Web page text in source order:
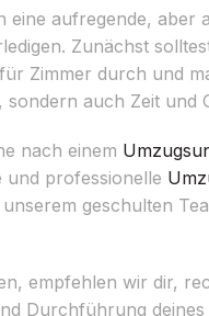
eine aufregende,
Zunächst
Zimmer durch und
auch Zeit und
nach einem
und professionelle
geschulten
empfehlen wir dir,
Durchführung